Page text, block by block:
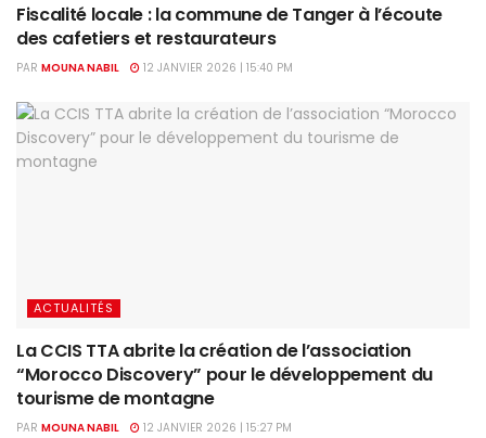
Fiscalité locale : la commune de Tanger à l’écoute
des cafetiers et restaurateurs
PAR MOUNA NABIL 12 JANVIER 2026 | 15:40 PM
ACTUALITÉS
La CCIS TTA abrite la création de l’association
“Morocco Discovery” pour le développement du
tourisme de montagne
PAR MOUNA NABIL 12 JANVIER 2026 | 15:27 PM